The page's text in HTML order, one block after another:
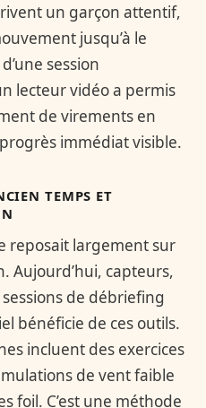
un garçon attentif,
jusqu’à le
session
lecteur vidéo a permis
de virements en
immédiat visible.
TEMPS ET
reposait largement sur
Aujourd’hui, capteurs,
de débriefing
bénéficie de ces outils.
incluent des exercices
de vent faible
foil. C’est une méthode